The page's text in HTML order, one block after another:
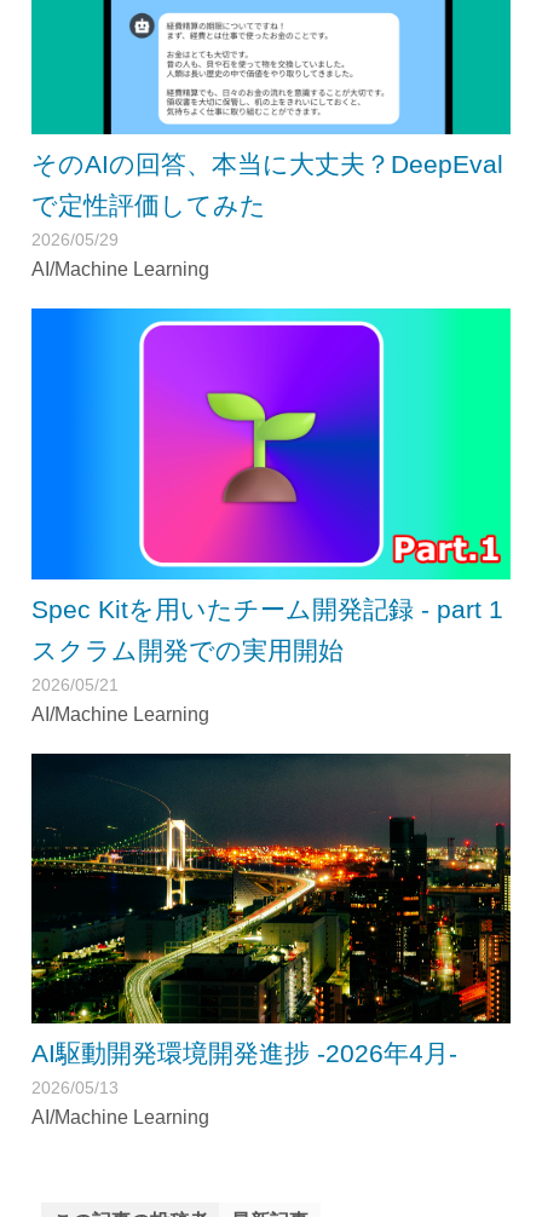
そのAIの回答、本当に大丈夫？DeepEval
で定性評価してみた
2026/05/29
AI/Machine Learning
Spec Kitを用いたチーム開発記録 - part 1
スクラム開発での実用開始
2026/05/21
AI/Machine Learning
AI駆動開発環境開発進捗 -2026年4月-
2026/05/13
AI/Machine Learning